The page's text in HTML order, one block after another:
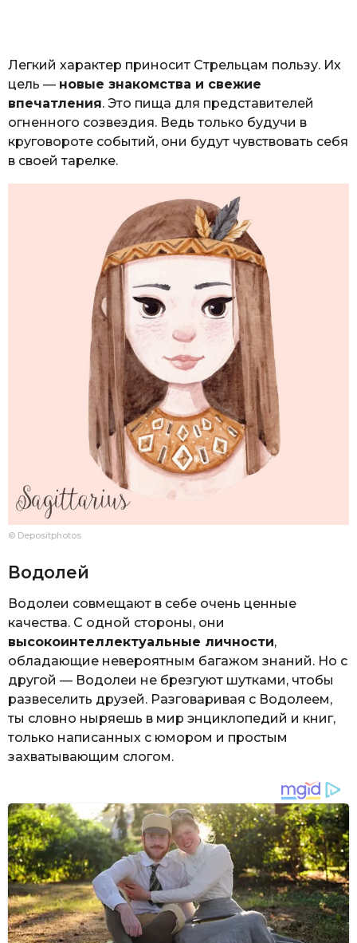
Легкий характер приносит Стрельцам пользу. Их
цель — новые знакомства и свежие
впечатления. Это пища для представителей
огненного созвездия. Ведь только будучи в
круговороте событий, они будут чувствовать себя
в своей тарелке.
© Depositphotos
Водолей
Водолеи совмещают в себе очень ценные
качества. С одной стороны, они
высокоинтеллектуальные личности,
обладающие невероятным багажом знаний. Но с
другой — Водолеи не брезгуют шутками, чтобы
развеселить друзей. Разговаривая с Водолеем,
ты словно ныряешь в мир энциклопедий и книг,
только написанных с юмором и простым
захватывающим слогом.